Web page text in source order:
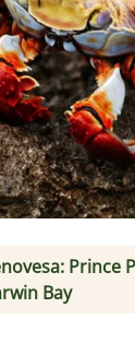
Prince
Bay